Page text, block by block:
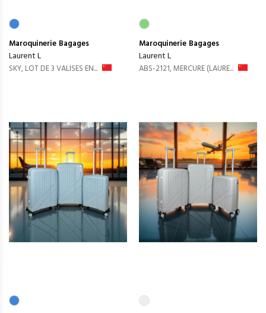
Maroquinerie Bagages
Laurent L
SKY, LOT DE 3 VALISES EN...
Maroquinerie Bagages
Laurent L
ABS-2121, MERCURE (LAURE...